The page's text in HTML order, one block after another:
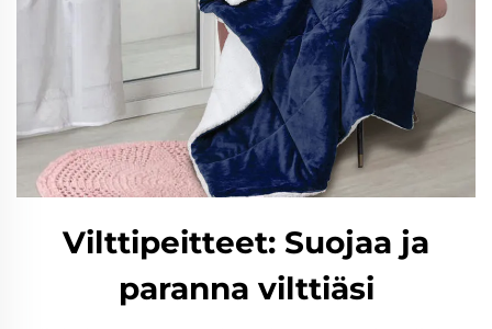
Vilttipeitteet: Suojaa ja
paranna vilttiäsi